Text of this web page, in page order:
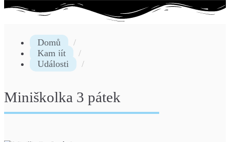
Domů
Kam jít
Události
Miniškolka 3 pátek